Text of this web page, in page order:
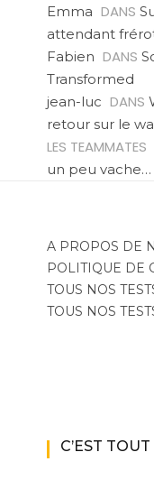
Emma DANS
attendant
Fabien DANS
Transformed
jean-luc DANS
retour sur le
LES TEAMMATES
un peu vache…
A PROPOS DE
POLITIQUE DE
TOUS NOS
TOUS NOS
C’EST